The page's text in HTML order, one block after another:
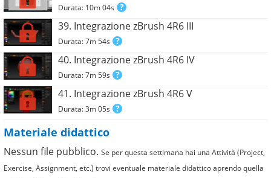
Durata: 10m 04s
39. Integrazione zBrush 4R6 III
Durata: 7m 54s
40. Integrazione zBrush 4R6 IV
Durata: 7m 59s
41. Integrazione zBrush 4R6 V
Durata: 3m 05s
Materiale didattico
Nessun file pubblico.Se per questa settimana hai una Attività (Project,
Exercise, Assignment, etc.) trovi eventuale materiale didattico aprendo quella